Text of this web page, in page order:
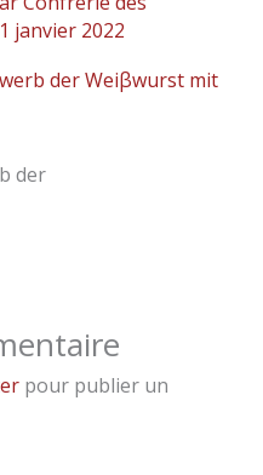
janvier 2022
der Weiβwurst mit
der
pour publier un